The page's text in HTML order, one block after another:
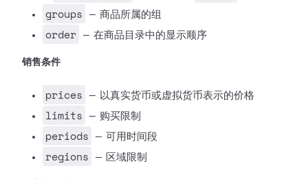
groups — 商品所属的组
order — 在商品目录中的显示顺序
销售条件
prices — 以真实货币或虚拟货币表示的价格
limits — 购买限制
periods — 可用时间段
regions — 区域限制